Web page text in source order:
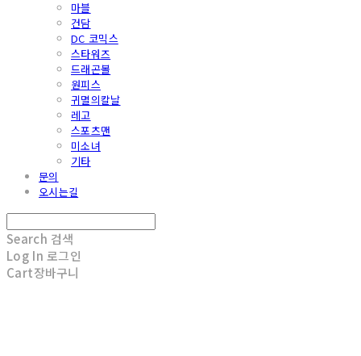
마블
건담
DC 코믹스
스타워즈
드래곤볼
원피스
귀멸의칼날
레고
스포츠맨
미소녀
기타
문의
오시는길
Search 검색
Log In 로그인
Cart장바구니